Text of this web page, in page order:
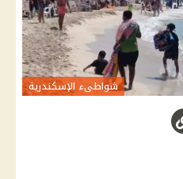
شواطىء الإسكندرية